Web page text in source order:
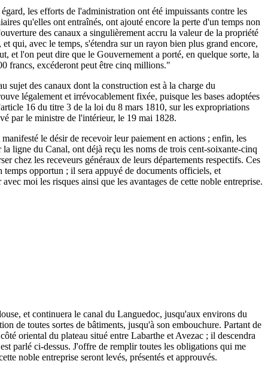
les efforts de l'administration ont été impuissants contre les
qu'elles ont entraînés, ont ajouté encore la perte d'un temps non
des canaux a singulièrement accru la valeur de la propriété
qui, avec le temps, s'étendra sur un rayon bien plus grand encore,
et l'on peut dire que le Gouvernement a porté, en quelque sorte, la
francs, excéderont peut être cinq millions."
sujet des canaux dont la construction est à la charge du
légalement et irrévocablement fixée, puisque les bases adoptées
16 du titre 3 de la loi du 8 mars 1810, sur les expropriations
par le ministre de l'intérieur, le 19 mai 1828.
le désir de recevoir leur paiement en actions ; enfin, les
ligne du Canal, ont déjà reçu les noms de trois cent-soixante-cinq
chez les receveurs généraux de leurs départements respectifs. Ces
temps opportun ; il sera appuyé de documents officiels, et
moi les risques ainsi que les avantages de cette noble entreprise.
et continuera le canal du Languedoc, jusqu'aux environs du
de toutes sortes de bâtiments, jusqu'à son embouchure. Partant de
oriental du plateau situé entre Labarthe et Avezac ; il descendra
parlé ci-dessus. J'offre de remplir toutes les obligations qui me
noble entreprise seront levés, présentés et approuvés.